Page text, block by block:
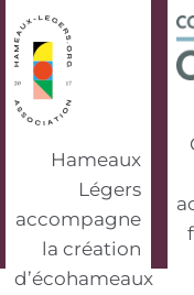
Hameaux
Légers
accompagne
la création
d’écohameaux